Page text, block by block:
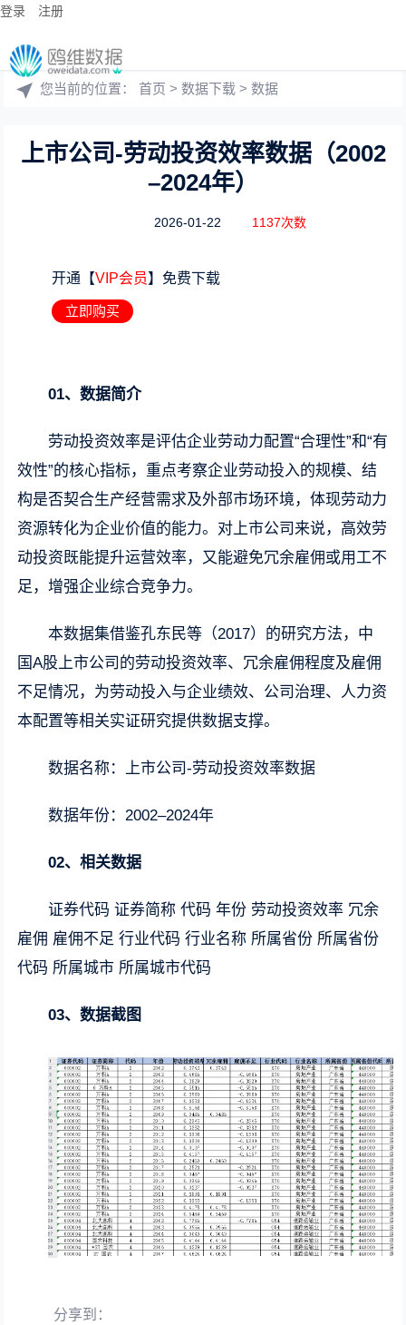
登录 注册
您当前的位置：首页 >数据下载 >数据
上市公司-劳动投资效率数据（2002
–2024年）
2026-01-22 1137次数
开通【VIP会员】免费下载
立即购买
01、数据简介
劳动投资效率是评估企业劳动力配置“合理性”和“有
效性”的核心指标，重点考察企业劳动投入的规模、结
构是否契合生产经营需求及外部市场环境，体现劳动力
资源转化为企业价值的能力。对上市公司来说，高效劳
动投资既能提升运营效率，又能避免冗余雇佣或用工不
足，增强企业综合竞争力。
本数据集借鉴孔东民等（2017）的研究方法，中
国A股上市公司的劳动投资效率、冗余雇佣程度及雇佣
不足情况，为劳动投入与企业绩效、公司治理、人力资
本配置等相关实证研究提供数据支撑。
数据名称：上市公司-劳动投资效率数据
数据年份：2002–2024年
02、相关数据
证券代码 证券简称 代码 年份 劳动投资效率 冗余
雇佣 雇佣不足 行业代码 行业名称 所属省份 所属省份
代码 所属城市 所属城市代码
03、数据截图
分享到：